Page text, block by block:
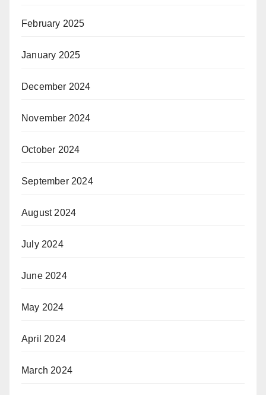
February 2025
January 2025
December 2024
November 2024
October 2024
September 2024
August 2024
July 2024
June 2024
May 2024
April 2024
March 2024